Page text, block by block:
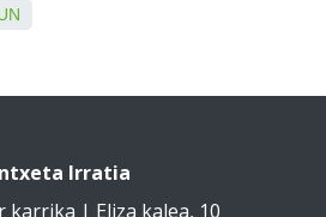
Irratia
karrika | Eliza kalea, 10